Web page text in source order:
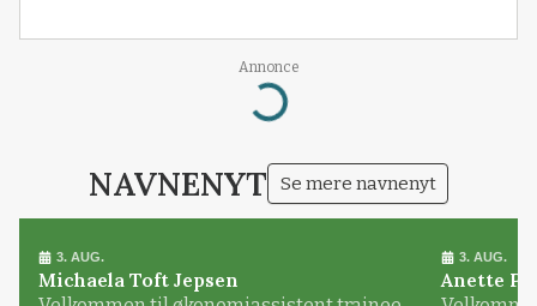
Annonce
Loading...
NAVNENYT Se mere navnenyt
3. AUG.
Michaela Toft Jepsen
3. AUG.
Anette